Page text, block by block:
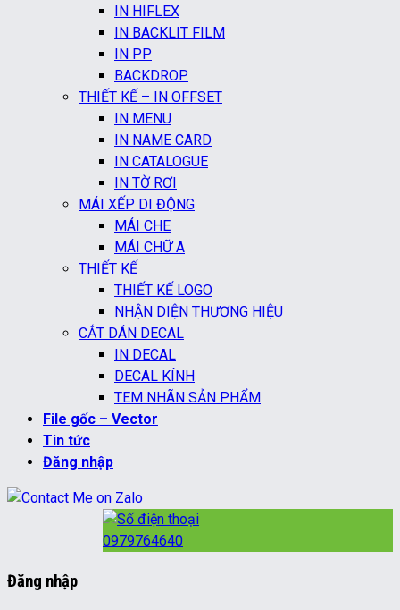
IN HIFLEX
IN BACKLIT FILM
IN PP
BACKDROP
THIẾT KẾ – IN OFFSET
IN MENU
IN NAME CARD
IN CATALOGUE
IN TỜ RƠI
MÁI XẾP DI ĐỘNG
MÁI CHE
MÁI CHỮ A
THIẾT KẾ
THIẾT KẾ LOGO
NHẬN DIỆN THƯƠNG HIỆU
CẮT DÁN DECAL
IN DECAL
DECAL KÍNH
TEM NHÃN SẢN PHẨM
File gốc – Vector
Tin tức
Đăng nhập
0979764640
Đăng nhập